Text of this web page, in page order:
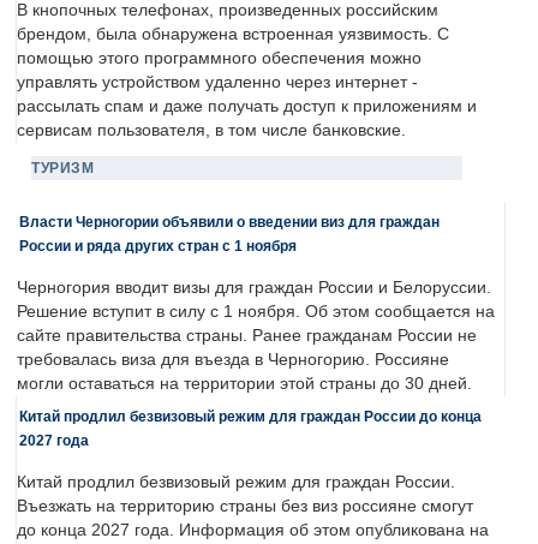
В кнопочных телефонах, произведенных российским
брендом, была обнаружена встроенная уязвимость. С
помощью этого программного обеспечения можно
управлять устройством удаленно через интернет -
рассылать спам и даже получать доступ к приложениям и
сервисам пользователя, в том числе банковские.
ТУРИЗМ
Власти Черногории объявили о введении виз для граждан
России и ряда других стран с 1 ноября
Черногория вводит визы для граждан России и Белоруссии.
Решение вступит в силу с 1 ноября. Об этом сообщается на
сайте правительства страны. Ранее гражданам России не
требовалась виза для въезда в Черногорию. Россияне
могли оставаться на территории этой страны до 30 дней.
Китай продлил безвизовый режим для граждан России до конца
2027 года
Китай продлил безвизовый режим для граждан России.
Въезжать на территорию страны без виз россияне смогут
до конца 2027 года. Информация об этом опубликована на